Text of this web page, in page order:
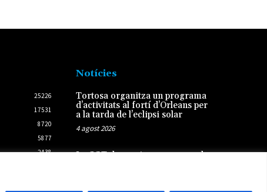
25226
17531
8720
5877
2438
Notícies
Tortosa organitza un programa
d’activitats al fortí d’Orleans per
a la tarda de l’eclipsi solar
4 agost 2026
La CGT denuncia mancances de